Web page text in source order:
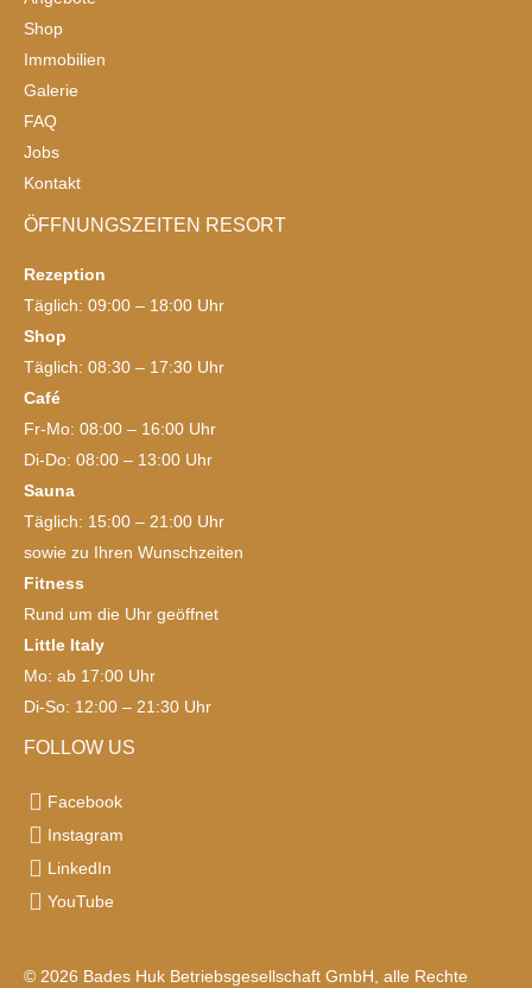
Shop
Immobilien
Galerie
FAQ
Jobs
Kontakt
ÖFFNUNGSZEITEN RESORT
Rezeption
Täglich: 09:00 – 18:00 Uhr
Shop
Täglich: 08:30 – 17:30 Uhr
Café
Fr-Mo: 08:00 – 16:00 Uhr
Di-Do: 08:00 – 13:00 Uhr
Sauna
Täglich: 15:00 – 21:00 Uhr
sowie zu Ihren Wunschzeiten
Fitness
Rund um die Uhr geöffnet
Little Italy
Mo: ab 17:00 Uhr
Di-So: 12:00 – 21:30 Uhr
FOLLOW US
Facebook
Instagram
LinkedIn
YouTube
© 2026 Bades Huk Betriebsgesellschaft GmbH, alle Rechte